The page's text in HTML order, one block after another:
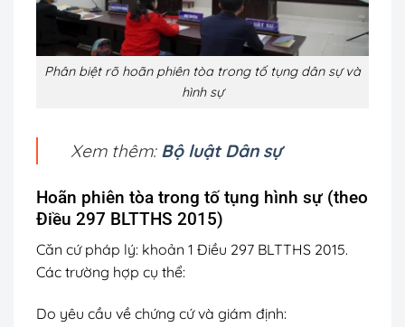
Phân biệt rõ hoãn phiên tòa trong tố tụng dân sự và
hình sự
Xem thêm: Bộ luật Dân sự
Hoãn phiên tòa trong tố tụng hình sự (theo
Điều 297 BLTTHS 2015)
Căn cứ pháp lý: khoản 1 Điều 297 BLTTHS 2015.
Các trường hợp cụ thể:
Do yêu cầu về chứng cứ và giám định: